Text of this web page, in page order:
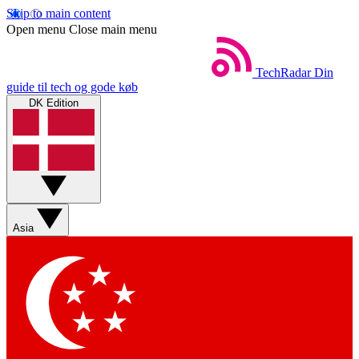
Skip to main content
Open menu Close main menu
TechRadar Din
guide til tech og gode køb
DK Edition
Asia